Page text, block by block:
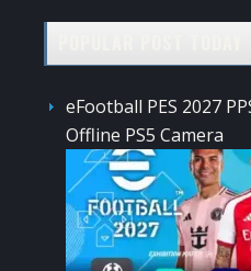
eFootball PES 2027
Offline PS5 Camera